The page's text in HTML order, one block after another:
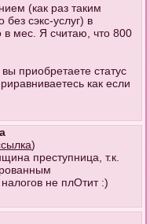
(как раз таким
сэкс-услуг) в
в мес. Я считаю, что 800
приобретаете статус
как если
)
преступница, т.к.
не плОтит :)